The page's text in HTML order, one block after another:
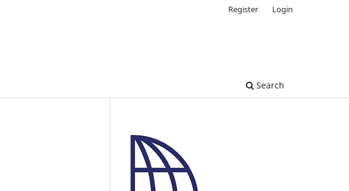
Search
Register Login